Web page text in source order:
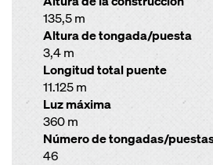
135,5 m
Altura de tongada/puesta
3,4 m
Longitud total puente
11.125 m
Luz máxima
360 m
Número de tongadas/
46